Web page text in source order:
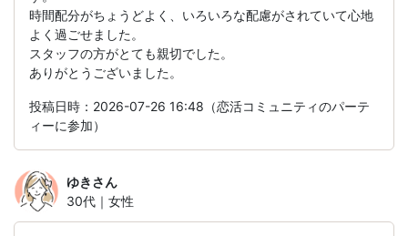
時間配分がちょうどよく、いろいろな配慮がされていて心地
よく過ごせました。
スタッフの方がとても親切でした。
ありがとうございました。
投稿日時：2026-07-26 16:48（恋活コミュニティのパーテ
ィーに参加）
ゆきさん
30代｜女性